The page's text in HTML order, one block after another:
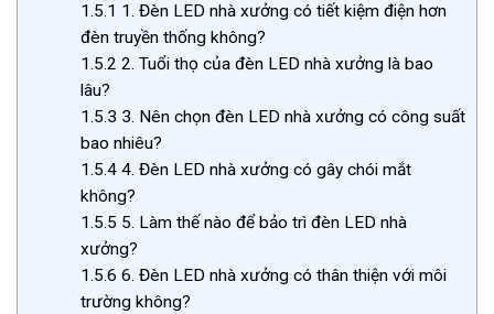
1.5.1 1. Đèn LED nhà xưởng có tiết kiệm điện hơn
đèn truyền thống không?
1.5.2 2. Tuổi thọ của đèn LED nhà xưởng là bao
lâu?
1.5.3 3. Nên chọn đèn LED nhà xưởng có công suất
bao nhiêu?
1.5.44. Đèn LED nhà xưởng có gây chói mắt
không?
1.5.5 5. Làm thế nào để bảo trì đèn LED nhà
xưởng?
1.5.6 6. Đèn LED nhà xưởng có thân thiện với môi
trường không?